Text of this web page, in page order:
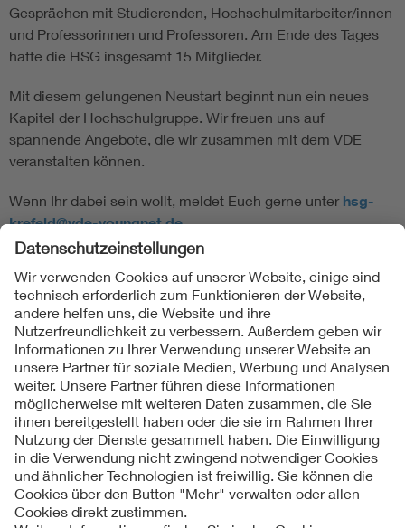
Gesprächen mit Studierenden, Hochschulmitarbeiter/innen
und Professorinnen und Professoren. Am Ende des Tages
hatte die HSG insgesamt 15 Mitglieder.
Mit diesem gelungenen Neustart beginnt nun ein neues
Kapitel der Hochschulgruppe. Wir freuen uns auf
spannende Angebote, die wir zusammen mit dem VDE
veranstalten können.
Wenn Ihr dabei sein wollt, meldet Euch gerne unter hsg-
krefeld@vde-youngnet.de.
Folgen Sie uns
Kontakte
Service
Impressum